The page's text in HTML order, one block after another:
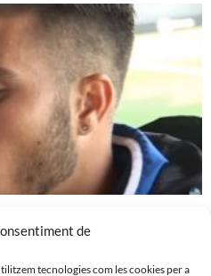
de
tecnologies com les cookies per a
LA DERROTA CONTRA EL